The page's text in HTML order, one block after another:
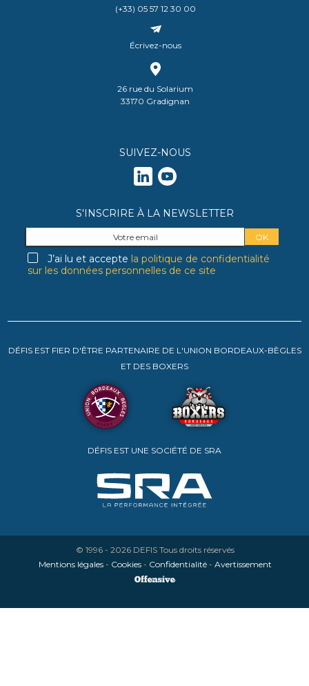
(+33) 05 57 12 30 00
Écrivez-nous
26 rue du Solarium
33170 Gradignan
SUIVEZ-NOUS
S'INSCRIRE À LA NEWSLETTER
J’ai lu et accepte la politique de confidentialité
sur les données personnelles de ce site
DÉFIS EST FIER D'ÊTRE PARTENAIRE DE L'UNION BORDEAUX-BÈGLES
ET DES BOXERS
DÉFIS EST UNE SOCIÉTÉ DE SRA
© 1996 - 2026 DEFIS Tous droits réservés
Mentions légales- Cookies- Confidentialité- Avertissement